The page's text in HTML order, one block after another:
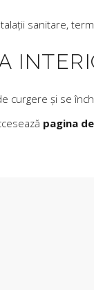
sanitare,
curgere și se
pagina